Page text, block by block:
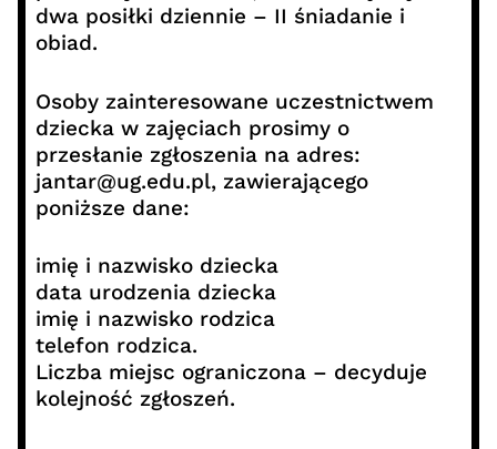
dwa posiłki dziennie – II śniadanie i
obiad.
Osoby zainteresowane uczestnictwem
dziecka w zajęciach prosimy o
przesłanie zgłoszenia na adres:
jantar@ug.edu.pl, zawierającego
poniższe dane:
imię i nazwisko dziecka
data urodzenia dziecka
imię i nazwisko rodzica
telefon rodzica.
Liczba miejsc ograniczona – decyduje
kolejność zgłoszeń.